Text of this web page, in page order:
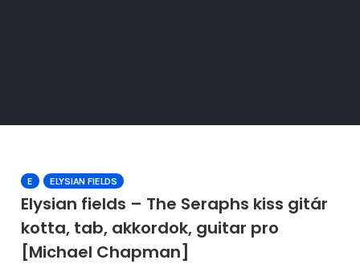
E ELYSIAN FIELDS
Elysian fields – The Seraphs kiss gitár
kotta, tab, akkordok, guitar pro
[Michael Chapman]